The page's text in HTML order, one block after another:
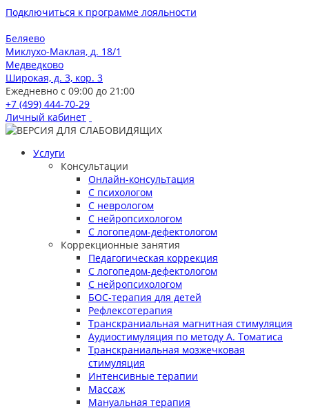
Подключиться к программе лояльности
Беляево
Миклухо-Маклая, д. 18/1
Медведково
Широкая, д. 3, кор. 3
Ежедневно с 09:00 до 21:00
+7 (499) 444-70-29
Личный кабинет
Услуги
Консультации
Онлайн-консультация
С психологом
С неврологом
С нейропсихологом
С логопедом-дефектологом
Коррекционные занятия
Педагогическая коррекция
С логопедом-дефектологом
С нейропсихологом
БОС-терапия для детей
Рефлексотерапия
Транскраниальная магнитная стимуляция
Аудиостимуляция по методу А. Томатиса
Транскраниальная мозжечковая
стимуляция
Интенсивные терапии
Массаж
Мануальная терапия